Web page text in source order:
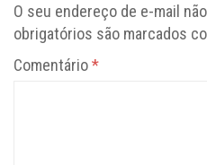
O seu endereço de e-mail
obrigatórios são marcados
Comentário*